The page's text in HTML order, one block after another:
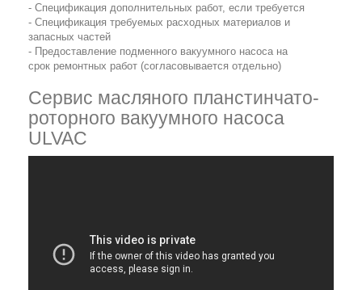
- Спецификация дополнительных работ, если требуется
- Спецификация требуемых расходных материалов и
запасных частей
- Предоставление подменного вакуумного насоса на
срок ремонтных работ (согласовывается отдельно)
Сервис масляного планстинчато-
роторного вакуумного насоса
ULVAC